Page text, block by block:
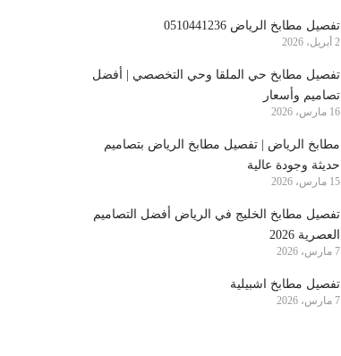
تفصيل مطابخ الرياض 0510441236
2 أبريل، 2026
تفصيل مطابخ حي الملقا وحي التخصصي | أفضل
تصاميم وأسعار
16 مارس، 2026
مطابخ الرياض | تفصيل مطابخ الرياض بتصاميم
حديثة وجودة عالية
15 مارس، 2026
تفصيل مطابخ الخليج في الرياض أفضل التصاميم
العصرية 2026
7 مارس، 2026
تفصيل مطابخ اشبيلية
7 مارس، 2026